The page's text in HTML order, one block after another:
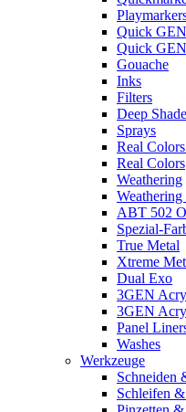
Quick
Quick GEN
Gouache
Inks
Filters
Deep
Sprays
Real
Real Colors
Weathering
Weathering
ABT 502
Spezial-
True Metal
Xtreme
Dual Exo
3GEN
3GEN
Panel
Washes
Werkzeuge
Schneiden
Schleifen